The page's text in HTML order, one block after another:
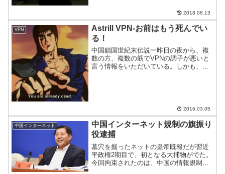
で見られない。そこで、中国で日本のテ
レビを見る方法をご紹...
2018.08.13
VPN
Astrill VPN-お前はもう死んでい
る！
中国鎖国世紀末伝説一昨日の夜から、複
数の方、複数の筋でVPNの調子が悪いと
言う情報をいただいている。しかも、か
2016.03.05
中国インターネット
中国インターネット規制の旗振り
役逮捕
墓穴を掘ったネットの皇帝既報だが習近
平政権2期目で、初となる大捕物がでた。
今回拘束されたのは、中国の情報規制を